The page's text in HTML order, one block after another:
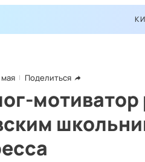
мая Поделиться
мотиватор